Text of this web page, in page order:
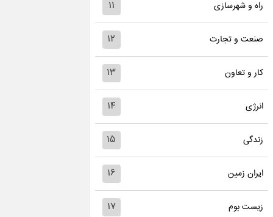
راه و شهرسازی ۱۱
صنعت و تجارت ۱۲
کار و تعاون ۱۳
انرژی ۱۴
زندگی ۱۵
ایران زمین ۱۶
زیست بوم ۱۷